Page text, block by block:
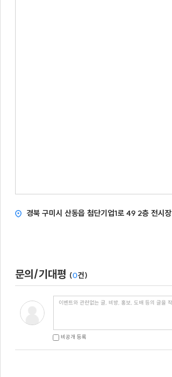
경북 구미시 산동읍 첨단기업1로 49 2층 전시장
문의/기대평 (0건)
비공개 등록